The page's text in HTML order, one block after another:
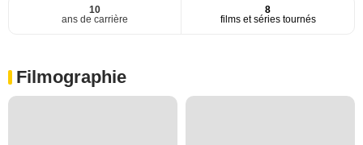
10
ans de carrière
8
films et séries tournés
Filmographie